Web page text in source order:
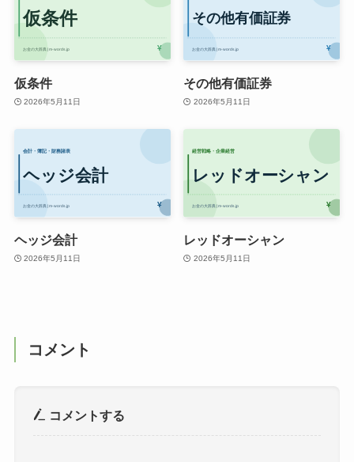
仮条件
2026年5月11日
その他有価証券
2026年5月11日
ヘッジ会計
2026年5月11日
レッドオーシャン
2026年5月11日
コメント
コメントする